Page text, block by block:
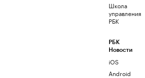
Школа
управления
РБК
РБК
Новости
iOS
Android